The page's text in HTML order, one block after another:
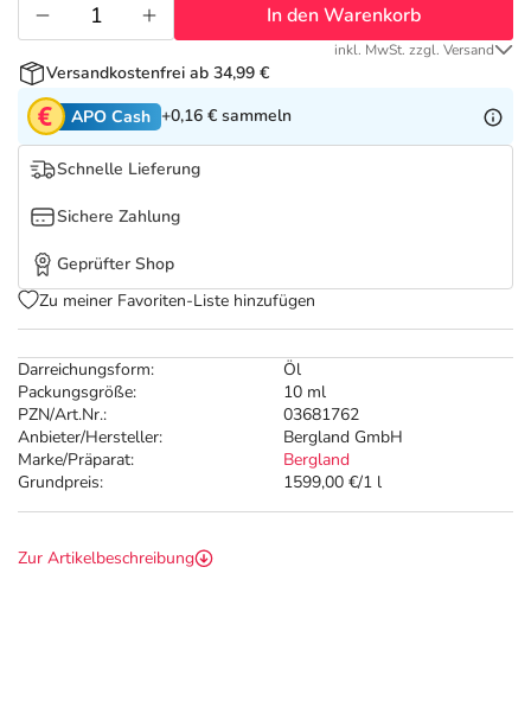
Tierapotheke
Vitamine & Mineralstoffe
Marken
Täglich gut versorgt
Salus Deals
Darreichungsform:
Öl
Packungsgröße:
10 ml
PZN/Art.Nr.:
03681762
Anbieter/Hersteller:
Bergland GmbH
Marke/Präparat:
Bergland
Grundpreis:
1599,00 €/1 l
In den Warenkorb
inkl. MwSt. zzgl. Versand
Versandkostenfrei ab 34,99 €
APO Cash +0,16 € sammeln
Schnelle Lieferung
Sichere Zahlung
Geprüfter Shop
Zu meiner Favoriten-Liste hinzufügen
Zur Artikelbeschreibung